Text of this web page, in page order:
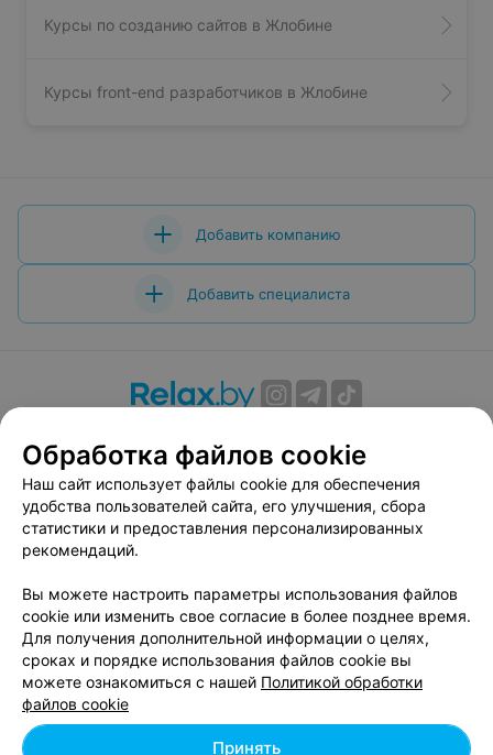
Курсы по созданию сайтов в Жлобине
Курсы front-end разработчиков в Жлобине
Добавить компанию
Добавить специалиста
Вакансии
Публичный договор
Способы оплаты
Публичный договор по использованию сервиса
«Афиша»
Пользовательское соглашение
Связаться по вопросам сотрудничества
Написать руководителю relax.by
Персональные настройки cookie
Обработка персональных данных
Обработка файлов cookie
Наш сайт использует файлы cookie для обеспечения
удобства пользователей сайта, его улучшения, сбора
статистики и предоставления персонализированных
рекомендаций.
Вы можете настроить параметры использования файлов
cookie или изменить свое согласие в более позднее время.
Для получения дополнительной информации о целях,
сроках и порядке использования файлов cookie вы
можете ознакомиться с нашей Политикой обработки
файлов cookie
Принять